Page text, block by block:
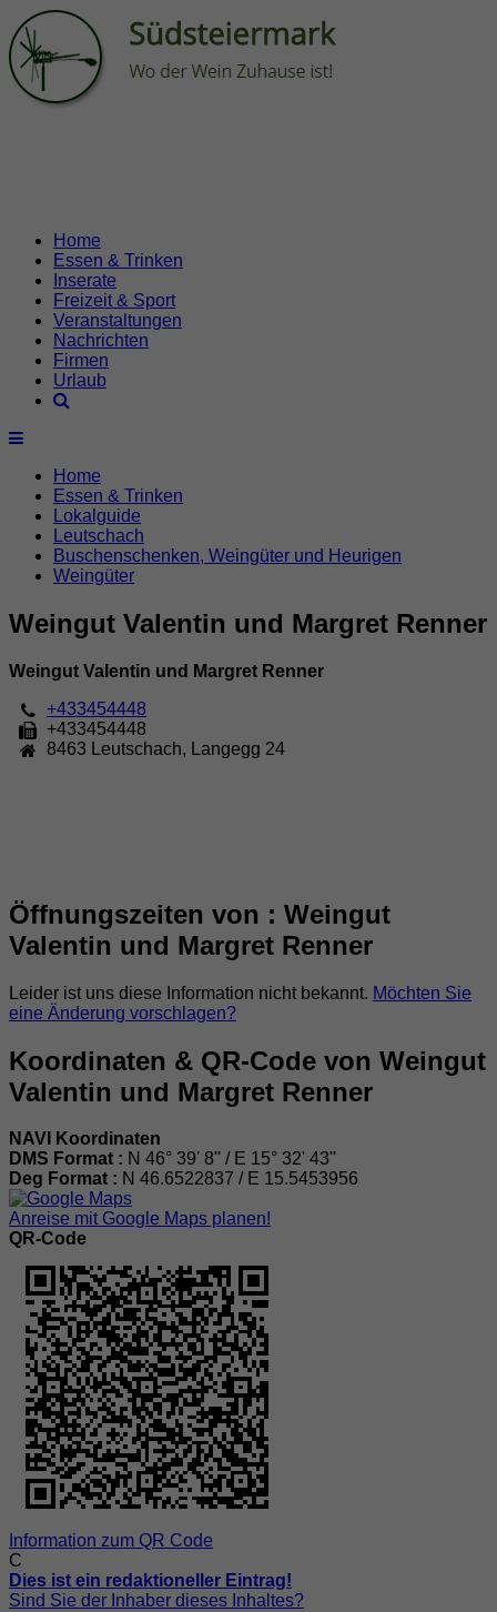
Home
Essen & Trinken
Inserate
Freizeit & Sport
Veranstaltungen
Nachrichten
Firmen
Urlaub
Home
Essen & Trinken
Lokalguide
Leutschach
Buschenschenken, Weingüter und Heurigen
Weingüter
Weingut Valentin und Margret Renner
Weingut Valentin und Margret Renner
+433454448
+433454448
8463
Leutschach, Langegg 24
Öffnungszeiten von : Weingut
Valentin und Margret Renner
Leider ist uns diese Information nicht bekannt. Möchten Sie
eine Änderung vorschlagen?
Koordinaten & QR-Code von Weingut
Valentin und Margret Renner
NAVI Koordinaten
DMS Format : N 46° 39' 8'' / E 15° 32' 43''
Deg Format : N 46.6522837 / E 15.5453956
Anreise mit Google Maps planen!
QR-Code
Information zum QR Code
C
Dies ist ein redaktioneller Eintrag!
Sind Sie der Inhaber dieses Inhaltes?